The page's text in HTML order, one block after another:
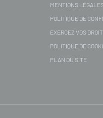
MENTIONS LÉGALES
POLITIQUE DE
EXERCEZ VOS
POLITIQUE DE
PLAN DU SITE